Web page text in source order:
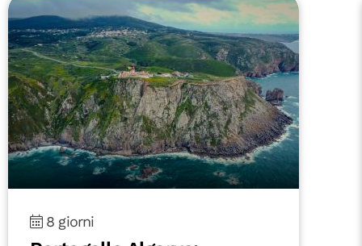
8 giorni